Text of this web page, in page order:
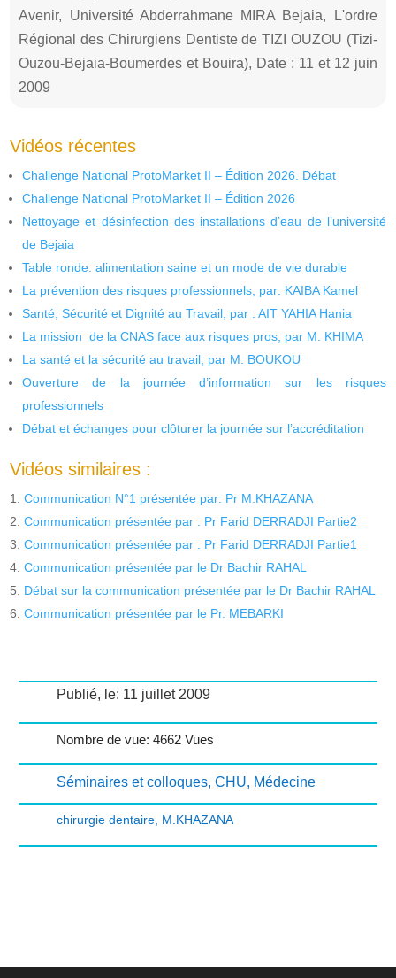
Avenir, Université Abderrahmane MIRA Bejaia, L'ordre
Régional des Chirurgiens Dentiste de TIZI OUZOU (Tizi-
Ouzou-Bejaia-Boumerdes et Bouira), Date : 11 et 12 juin
2009
Vidéos récentes
Challenge National ProtoMarket II – Édition 2026. Débat
Challenge National ProtoMarket II – Édition 2026
Nettoyage et désinfection des installations d’eau de l’université
de Bejaia
Table ronde: alimentation saine et un mode de vie durable
La prévention des risques professionnels, par: KAIBA Kamel
Santé, Sécurité et Dignité au Travail, par : AIT YAHIA Hania
La mission de la CNAS face aux risques pros, par M. KHIMA
La santé et la sécurité au travail, par M. BOUKOU
Ouverture de la journée d’information sur les risques
professionnels
Débat et échanges pour clôturer la journée sur l’accréditation
Vidéos similaires :
Communication N°1 présentée par: Pr M.KHAZANA
Communication présentée par : Pr Farid DERRADJI Partie2
Communication présentée par : Pr Farid DERRADJI Partie1
Communication présentée par le Dr Bachir RAHAL
Débat sur la communication présentée par le Dr Bachir RAHAL
Communication présentée par le Pr. MEBARKI
Publié, le: 11 juillet 2009
Nombre de vue: 4662 Vues
Séminaires et colloques, CHU, Médecine
chirurgie dentaire, M.KHAZANA